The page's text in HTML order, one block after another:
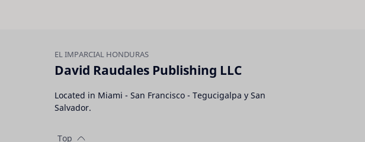
David Raudales Publishing LLC
Located in Miami - San Francisco - Tegucigalpa y San
Salvador.